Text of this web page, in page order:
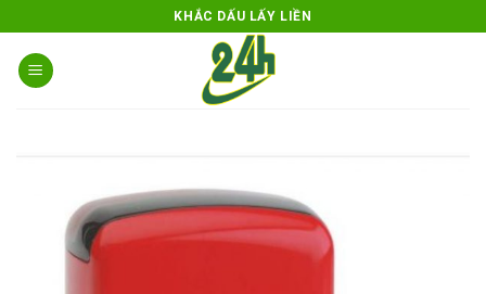
to
content
KHẮC DẤU LẤY LIỀN